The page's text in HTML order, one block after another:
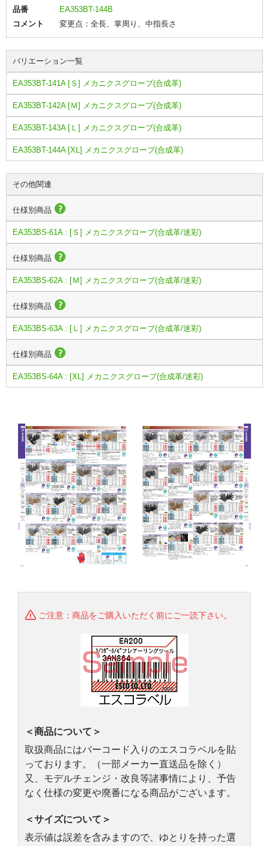
品番
EA353BT-144B
コメント
変更点：全長、掌周り、中指長さ
バリエーション一覧
EA353BT-141A [Ｓ] メカニクスグローブ(合成革)
EA353BT-142A [Ｍ] メカニクスグローブ(合成革)
EA353BT-143A [Ｌ] メカニクスグローブ(合成革)
EA353BT-144A [XL] メカニクスグローブ(合成革)
その他関連
仕様別商品
EA353BS-61A : [Ｓ] メカニクスグローブ(合成革/迷彩)
仕様別商品
EA353BS-62A : [Ｍ] メカニクスグローブ(合成革/迷彩)
仕様別商品
EA353BS-63A : [Ｌ] メカニクスグローブ(合成革/迷彩)
仕様別商品
EA353BS-64A : [XL] メカニクスグローブ(合成革/迷彩)
ご注意：商品をご購入いただく前にご一読下さい。
＜商品について＞
取扱商品にはバーコード入りのエスコラベルを貼
っております。（一部メーカー直送品を除く）
又、モデルチェンジ・改良等諸事情により、予告
なく仕様の変更や廃番になる商品がございます。
＜サイズについて＞
表示値は誤差を含みますので、ゆとりを持った選